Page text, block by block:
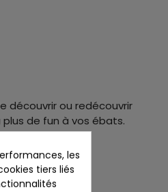
découvrir ou redécouvrir
de fun à vos ébats.
les
tiers liés